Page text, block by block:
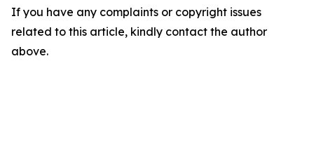
If you have any complaints or copyright issues
related to this article, kindly contact the author
above.